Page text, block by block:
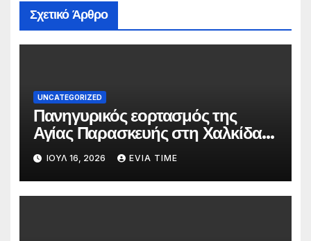
Σχετικό Άρθρο
UNCATEGORIZED
Πανηγυρικός εορτασμός της
Αγίας Παρασκευής στη Χαλκίδα
τις 25 και 26 Ιουλίου
ΙΟΎΛ 16, 2026 EVIA TIME